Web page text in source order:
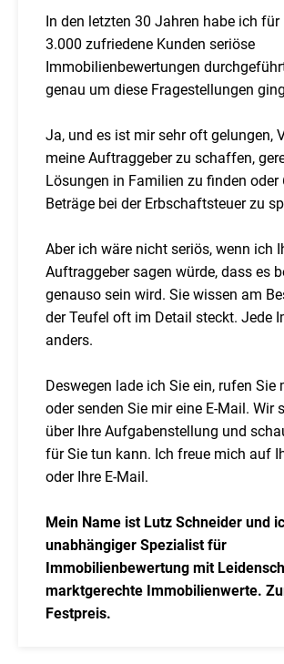
In den letzten 30 Jahren habe ich für
3.000 zufriedene Kunden seriöse
Immobilienbewertungen
genau um diese Fragestellungen
Ja, und es ist mir sehr oft gelungen,
meine Auftraggeber zu schaffen,
Lösungen in Familien zu finden oder
Beträge bei der Erbschaftsteuer zu
Aber ich wäre nicht seriös, wenn ich
Auftraggeber sagen würde, dass es
genauso sein wird. Sie wissen am
der Teufel oft im Detail steckt. Jede
anders.
Deswegen lade ich Sie ein, rufen Sie
oder senden Sie mir eine E-Mail. Wir
über Ihre Aufgabenstellung und
für Sie tun kann. Ich freue mich auf
oder Ihre E-Mail.
Mein Name ist Lutz Schneider und
unabhängiger Spezialist für
Immobilienbewertung mit
marktgerechte Immobilienwerte.
Festpreis.